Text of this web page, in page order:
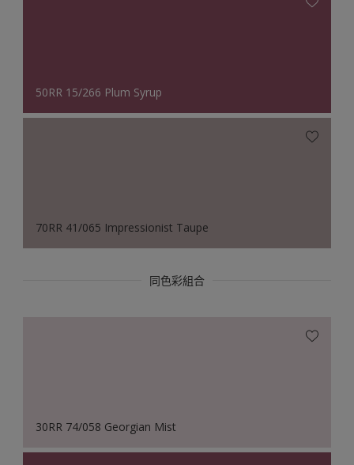
50RR 15/266 Plum Syrup
70RR 41/065 Impressionist Taupe
同色彩組合
30RR 74/058 Georgian Mist